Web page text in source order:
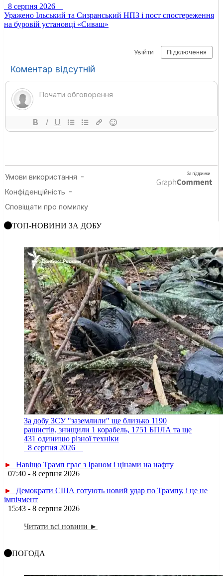
8 серпня 2026
Уражено Ільський та Сизранський НПЗ і пост спостереження
на буровій установці «Сиваш»
ТОП-НОВИНИ ЗА ДОБУ
За добу ЗСУ "заземлили" ще близько 1190
рашистів, знищили 1 корабель, 1751 БПЛА та ще
431 одиницю різної техніки
8 серпня 2026
►
Навіщо Трамп грає з Іраном і цінами на нафту
07:40 - 8 серпня 2026
►
Демократи США готують новий удар по Трампу, і це не
імпічмент
15:43 - 8 серпня 2026
Читати всі новини ►
ПОГОДА